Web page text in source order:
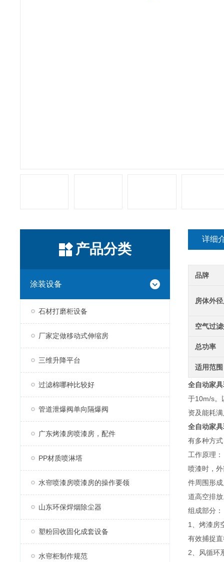
产品分类
涂装设备
石材打磨柜设备
厂家定做移动式伸缩房
三维升降平台
过滤棉哪种比较好
管道泄爆阀单向隔爆阀
广东烤漆房喷漆房，配件
PP材质喷淋塔
水帘喷漆房喷漆房的操作要领
山东环保焊烟除尘器
塑粉回收固化成套设备
水帘柜制作规范
详细
品牌
房体外
空气过
总功率
适用范围
全自动家
于10m/s。
资及能耗
全自动家
有多种方
工作原理：
喷漆时，
件周围形
道高空排
组成部分：
1、烤漆房
有效捕捉
2、风循环